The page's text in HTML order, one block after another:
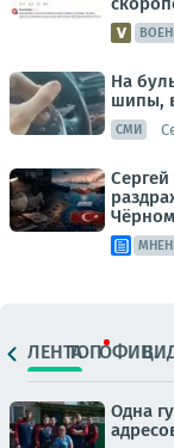
На
шипы,
СМИ
Сергей
ЛЕНТАТОПОФИЦ.
Одна